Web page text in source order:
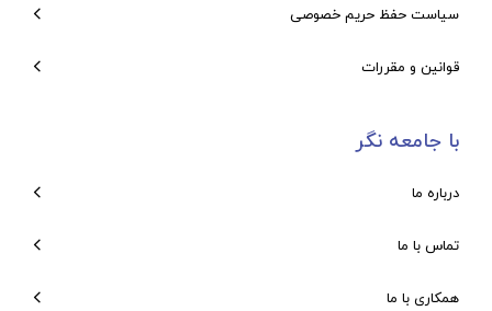
سیاست حفظ حریم خصوصی
قوانین و مقررات
با جامعه نگر
درباره ما
تماس با ما
همکاری با ما